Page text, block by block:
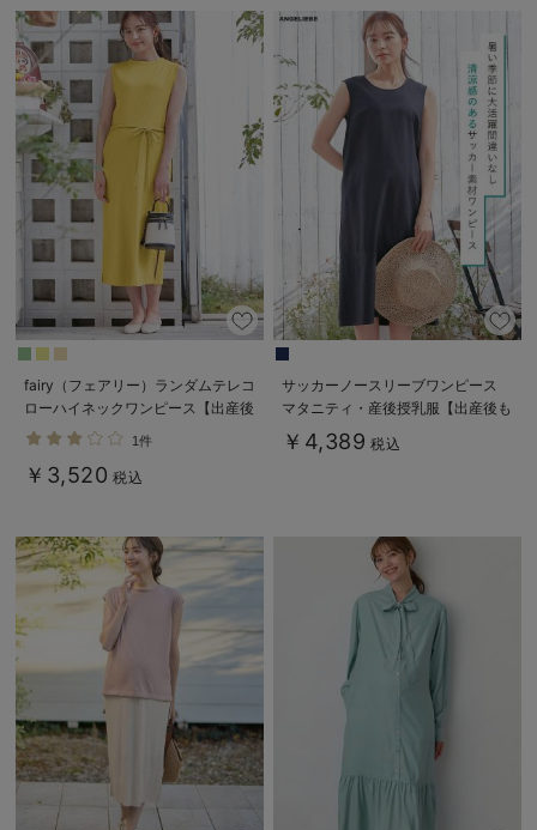
保育園・入園準備特集
ファルスカ
デロンギ
入院準備の持ち物チェック
fairy（フェアリー）ランダムテレコ
ローハイネックワンピース【出産後
も長く使える】
1件
￥3,520 税込
サッカーノースリーブワンピース
マタニティ・産後授乳服【出産後も
長く使える】
￥4,389 税込